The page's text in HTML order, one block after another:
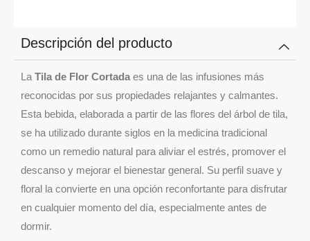
Descripción del producto
La Tila de Flor Cortada es una de las infusiones más
reconocidas por sus propiedades relajantes y calmantes.
Esta bebida, elaborada a partir de las flores del árbol de tila,
se ha utilizado durante siglos en la medicina tradicional
como un remedio natural para aliviar el estrés, promover el
descanso y mejorar el bienestar general. Su perfil suave y
floral la convierte en una opción reconfortante para disfrutar
en cualquier momento del día, especialmente antes de
dormir.